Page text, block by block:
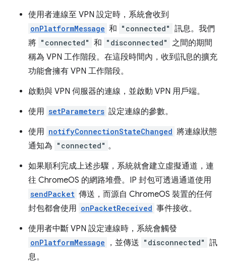
使用者連線至 VPN 設定時，系統會收到
onPlatformMessage 和 "connected" 訊息。我們
將 "connected" 和 "disconnected" 之間的期間
稱為 VPN 工作階段。在這段時間內，收到訊息的擴充
功能會擁有 VPN 工作階段。
啟動與 VPN 伺服器的連線，並啟動 VPN 用戶端。
使用 setParameters 設定連線的參數。
使用 notifyConnectionStateChanged 將連線狀態
通知為 "connected" 。
如果順利完成上述步驟，系統就會建立虛擬通道，連
往 ChromeOS 的網路堆疊。IP 封包可透過通道使用
sendPacket 傳送，而源自 ChromeOS 裝置的任何
封包都會使用 onPacketReceived 事件接收。
使用者中斷 VPN 設定連線時，系統會觸發
onPlatformMessage ，並傳送 "disconnected" 訊
息。